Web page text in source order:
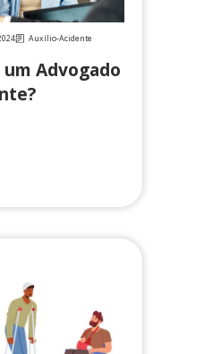
Auxílio-Acidente
Advogado